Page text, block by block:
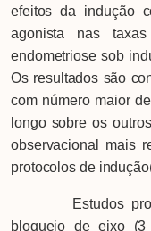
efeitos da indução
agonista nas
endometriose sob
Os resultados são
com número maior
longo sobre os
observacional mais
protocolos de
Estudos
bloqueio de eixo (3